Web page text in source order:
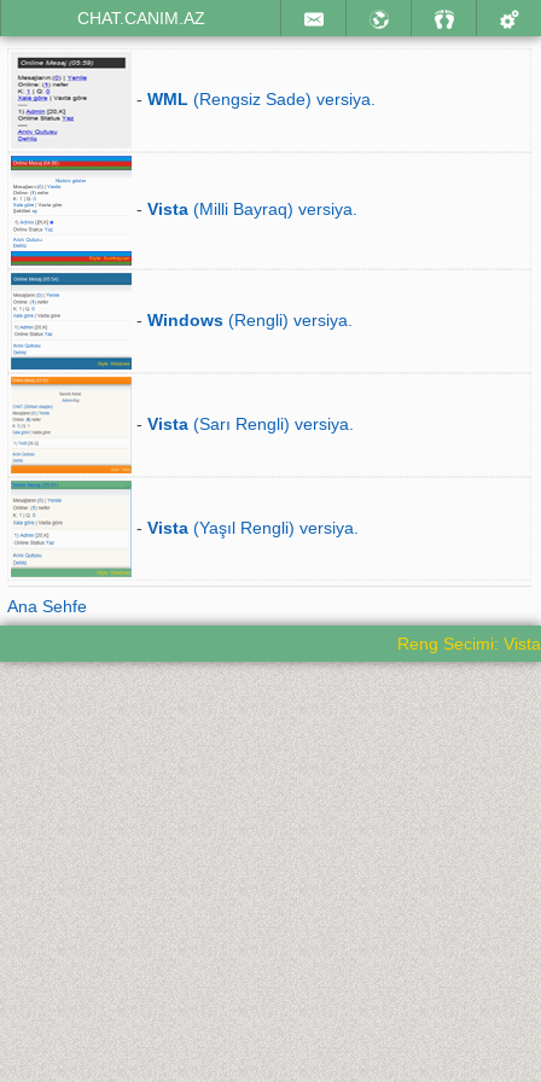
CHAT.CANIM.AZ
- WML (Rengsiz Sade) versiya.
- Vista (Milli Bayraq) versiya.
- Windows (Rengli) versiya.
- Vista (Sarı Rengli) versiya.
- Vista (Yaşıl Rengli) versiya.
Ana Sehfe
Reng Secimi: Vista